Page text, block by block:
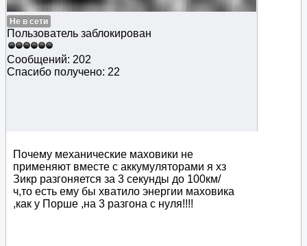
Не в сети
Пользователь заблокирован
Сообщений: 202
Спасибо получено: 22
Почему механические маховики не
применяют вместе с аккумуляторами я хз
Зикр разгоняется за 3 секунды до 100км/
ч,то есть ему бы хватило энергии маховика
,как у Порше ,на 3 разгона с нуля!!!!